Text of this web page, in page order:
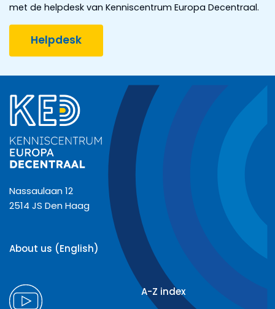
met de helpdesk van Kenniscentrum Europa Decentraal.
Helpdesk
Nassaulaan 12
2514 JS Den Haag
About us (English)
A-Z index